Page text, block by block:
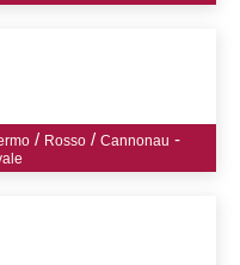
/ Rosso /Cannonau -